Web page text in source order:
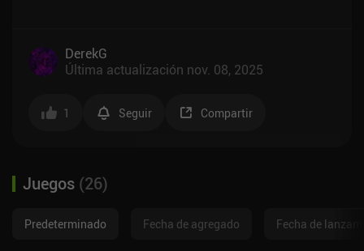
DerekG
Última actualización nov. 08, 2025
1 Seguir Compartir
Juegos (26)
Predeterminado Fecha de agregado Fecha de